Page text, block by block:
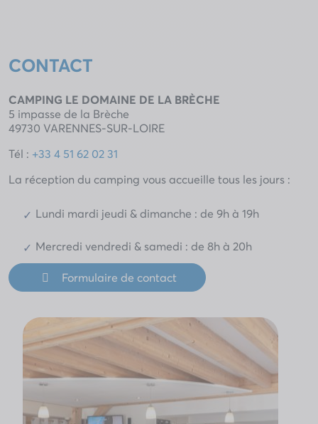
CONTACT
CAMPING LE DOMAINE DE LA BRÈCHE
5 impasse de la Brèche
49730 VARENNES-SUR-LOIRE
Tél : +33 4 51 62 02 31
La réception du camping vous accueille tous les jours :
Lundi mardi jeudi & dimanche : de 9h à 19h
Mercredi vendredi & samedi : de 8h à 20h
Formulaire de contact